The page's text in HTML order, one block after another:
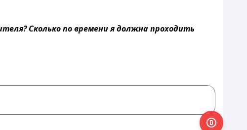
Сколько по времени я должна проходить